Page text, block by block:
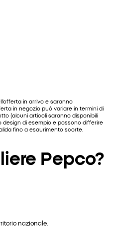
in arrivo e saranno
in negozio può variare in termini di
(alcuni articoli saranno disponibili
di esempio e possono differire
fino a esaurimento scorte.
Pepco?
nazionale.